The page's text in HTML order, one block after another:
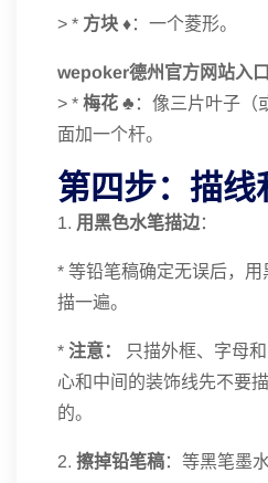
> * 方块 ♦️：一个菱形。
wepoker德州官方网站入口
> * 梅花 ♣️ ：像三片叶子（
面加一个杆。
第四步：描线
1. 用黑色水笔描边：
* 等铅笔稿确定无误后，
描一遍。
* 注意：
只描外框、字母
心和中间的装饰线先不要
的。
2. 擦掉铅笔稿：等黑笔墨